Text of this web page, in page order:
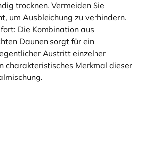
trocknen. Vermeiden Sie
um Ausbleichung zu verhindern.
Die Kombination aus
Daunen sorgt für ein
Austritt einzelner
charakteristisches Merkmal dieser